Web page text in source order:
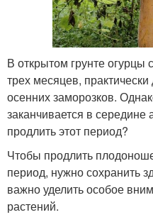
В открытом грунте огурцы
трех месяцев,
осенних заморозков.
заканчивается в середине
продлить этот период?
Чтобы продлить
период, нужно сохранить
важно уделить особое
растений.